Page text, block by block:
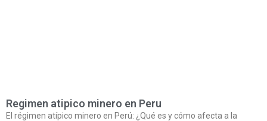
Regimen atipico minero en Peru
El régimen atípico minero en Perú: ¿Qué es y cómo afecta a la